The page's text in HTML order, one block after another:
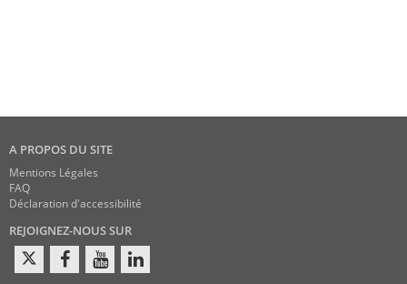
A PROPOS DU SITE
Mentions Légales
FAQ
Déclaration d'accessibilité
REJOIGNEZ-NOUS SUR